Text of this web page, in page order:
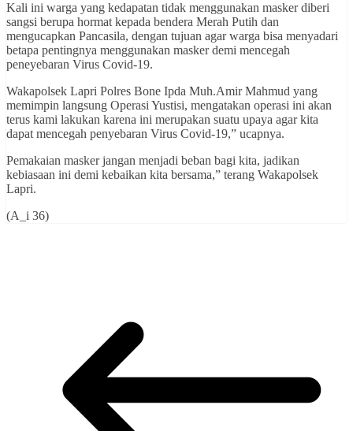
Kali ini warga yang kedapatan tidak menggunakan masker diberi
sangsi berupa hormat kepada bendera Merah Putih dan
mengucapkan Pancasila, dengan tujuan agar warga bisa menyadari
betapa pentingnya menggunakan masker demi mencegah
peneyebaran Virus Covid-19.
Wakapolsek Lapri Polres Bone Ipda Muh.Amir Mahmud yang
memimpin langsung Operasi Yustisi, mengatakan operasi ini akan
terus kami lakukan karena ini merupakan suatu upaya agar kita
dapat mencegah penyebaran Virus Covid-19,” ucapnya.
Pemakaian masker jangan menjadi beban bagi kita, jadikan
kebiasaan ini demi kebaikan kita bersama,” terang Wakapolsek
Lapri.
(A_i 36)